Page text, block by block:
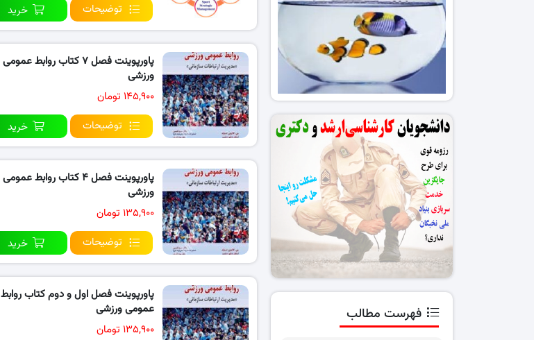
توضیحات
خرید
پاورپوینت فصل ۷ کتاب روابط عمومی
ورزشی
۱۴۵,۹۰۰ تومان
توضیحات
خرید
پاورپوینت فصل ۴ کتاب روابط عمومی
ورزشی
۱۳۵,۹۰۰ تومان
توضیحات
خرید
پاورپوینت فصل اول و دوم کتاب روابط
عمومی ورزشی
۱۳۵,۹۰۰ تومان
فهرست مطالب